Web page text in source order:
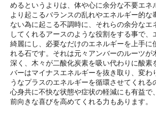
めるというよりは、体や心に余分な不要エネ
より起こるバランスの乱れやエネルギー的な
ない為に起こる不調時に、それらの余分なエ
してくれるアースのような役割をする事で、
綺麗にし、必要なだけのエネルギーを上手に
れる石です。それは元々アンバーのルーツが
深く、木々が二酸化炭素を吸い代わりに酸素
バーはマイナスエネルギーを抜き取り、変わ
うなプラスのエネルギーを循環させてくれる
心身共に不快な状態や症状の軽減にも有益で
前向きな喜びを高めてくれる力もあります。